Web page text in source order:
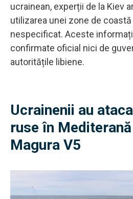
ucrainean, experții de la Kiev
utilizarea unei zone de
nespecificat. Aceste
confirmate oficial nici de
autoritățile libiene.
Ucrainenii au
ruse în
Magura V5